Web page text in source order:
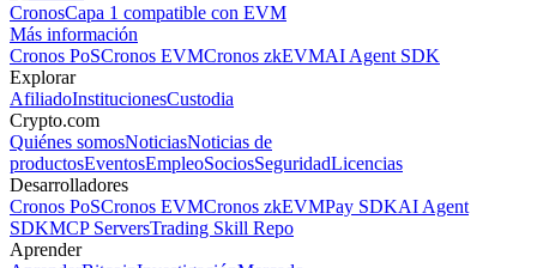
CronosCapa 1 compatible con EVM
Más información
Cronos PoSCronos EVMCronos zkEVMAI Agent SDK
Explorar
AfiliadoInstitucionesCustodia
Crypto.com
Quiénes somosNoticiasNoticias de
productosEventosEmpleoSociosSeguridadLicencias
Desarrolladores
Cronos PoSCronos EVMCronos zkEVMPay SDKAI Agent
SDKMCP ServersTrading Skill Repo
Aprender